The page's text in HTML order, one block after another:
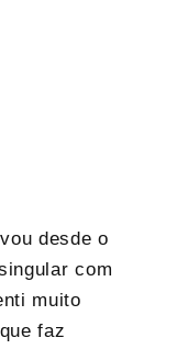
desde o
com
muito
faz